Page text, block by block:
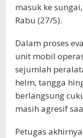
masuk ke
Rabu (27/5).
Dalam proses
unit mobil
sejumlah
helm, tangga
berlangsung
masih agresif
Petugas